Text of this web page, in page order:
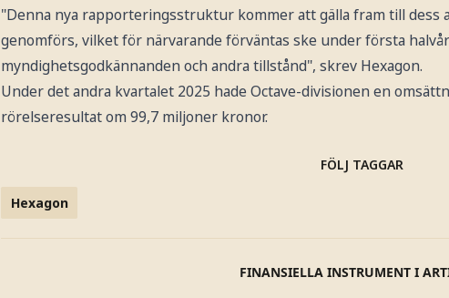
"Denna nya rapporteringsstruktur kommer att gälla fram till dess
genomförs, vilket för närvarande förväntas ske under första
myndighetsgodkännanden och andra tillstånd", skrev Hexagon.
Under det andra kvartalet 2025 hade Octave-divisionen en
rörelseresultat om 99,7 miljoner kronor.
FÖLJ TAGGAR
Hexagon
FINANSIELLA INSTRUMENT I